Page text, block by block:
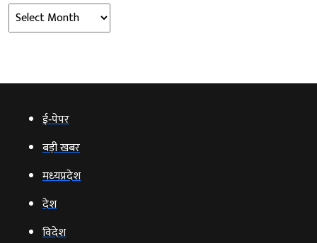
Archives
ई‑पेपर
बड़ी खबर
मध्‍यप्रदेश
देश
विदेश